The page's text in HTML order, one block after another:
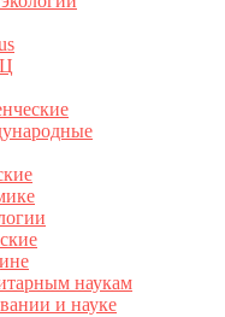
наукам
и науке